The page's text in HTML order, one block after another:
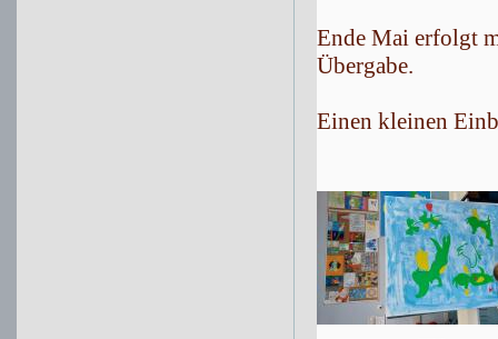
Ende Mai erfolgt
Übergabe.
Einen kleinen